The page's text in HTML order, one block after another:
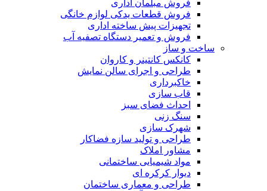
فروش مبلمان اداری
فروش قطعات یدکی لوازم خانگی
تجهیزات پیش ساخته اداری
فروش و تعمیر دستگاه تصفیه آب
ساخت و ساز
کانکس کانتینر و کاروان
طراحی و اجرای سالن نمایش
خاکبرداری
قاب سازی
احداث فضای سبز
سنگ زنی
شهرک سازی
طراحی و تولید سازه فضاکار
مشاور املاک
مواد شیمیایی ساختمانی
دیوار کرکره ای
طراحی و معماری ساختمان